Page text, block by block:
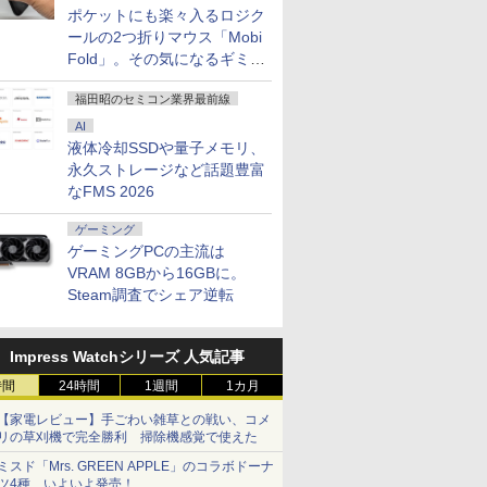
ポケットにも楽々入るロジク
ールの2つ折りマウス「Mobi
Fold」。その気になるギミッ
クとは？
福田昭のセミコン業界最前線
AI
液体冷却SSDや量子メモリ、
永久ストレージなど話題豊富
なFMS 2026
ゲーミング
ゲーミングPCの主流は
VRAM 8GBから16GBに。
Steam調査でシェア逆転
Impress Watchシリーズ 人気記事
24時間 1週間 1カ月
家電レビュー】手ごわい雑草との戦い、コメ
の草刈機で完全勝利 掃除機感覚で使えた
スド「Mrs. GREEN APPLE」のコラボドーナ
4種、いよいよ発売！